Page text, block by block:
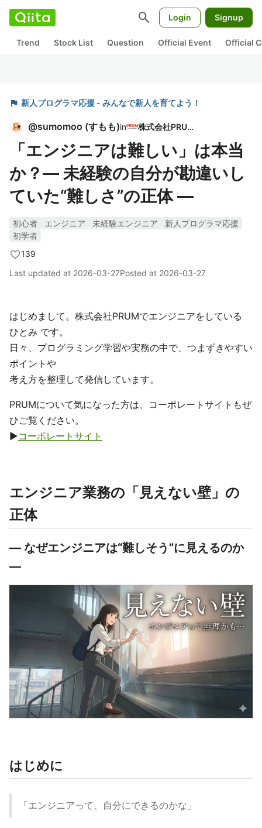
search Login Signup
Trend Stock List Question Official Event Official
flag 新人プログラマ応援 - みんなで新人を育てよう！
@sumomoo (すもも)in 株式会社PRUM
「エンジニアは難しい」は本当
か？― 未経験の自分が勘違いし
ていた“難しさ”の正体 ―
初心者 エンジニア 未経験エンジニア
新人プログラマ応援
初学者
139
Last updated at 2026-03-27Posted at 2026-03-27
はじめまして。株式会社PRUMでエンジニアをしている
ひとみ です。
日々、プログラミング学習や実務の中で、つまずきやすい
ポイントや
考え方を整理して発信しています。
PRUMについて気になった方は、コーポレートサイトもぜ
ひご覧ください。
▶コーポレートサイト
エンジニア業務の「見えない壁」の
正体
― なぜエンジニアは“難しそう”に見えるのか
―
はじめに
「エンジニアって、自分にできるのかな」